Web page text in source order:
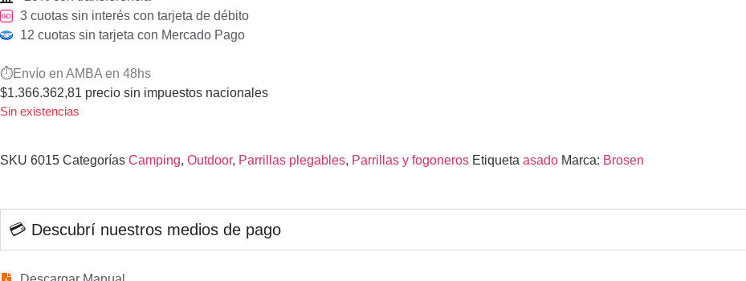
3 cuotas sin interés con tarjeta de débito
12 cuotas sin tarjeta con Mercado Pago
⏱️Envío en AMBA en 48hs
$1.366.362,81 precio sin impuestos nacionales
Sin existencias
SKU 6015 Categorías Camping, Outdoor, Parrillas plegables, Parrillas y fogoneros Etiqueta asado Marca: Brosen
💳 Descubrí nuestros medios de pago